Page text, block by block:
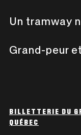
Un tramway
Grand-peur
BILLETTERIE DU
QUÉBEC